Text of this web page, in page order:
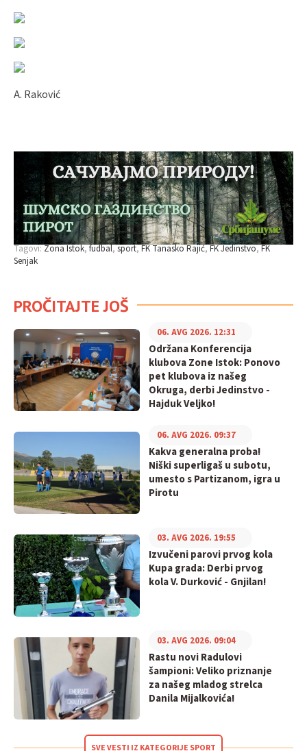
A. Raković
Tagovi:Zona Istok fudbal sport FK Tanasko Rajić FK Jedinstvo FK
Senjak
PROČITAJTE JOŠ
Održana Konferencija
klubova Zone Istok: Ponovo
pet klubova iz našeg
Okruga, derbi Jedinstvo -
Hajduk Veljko!
06. AVG 2026. 12:31
Kakva generalna proba!
Niški superligaš u subotu,
umesto s Partizanom, igra u
Pirotu
06. AVG 2026. 09:37
Izvučeni parovi prvog kola
Kupa grada: Derbi prvog
kola V. Durković - Gnjilan!
03. AVG 2026. 19:55
Rastu novi Radulovi
šampioni: Veliko priznanje
za našeg mladog strelca
Danila Mijalkovića!
03. AVG 2026. 09:04
SVE VESTI IZ KATEGORIJE SPORT